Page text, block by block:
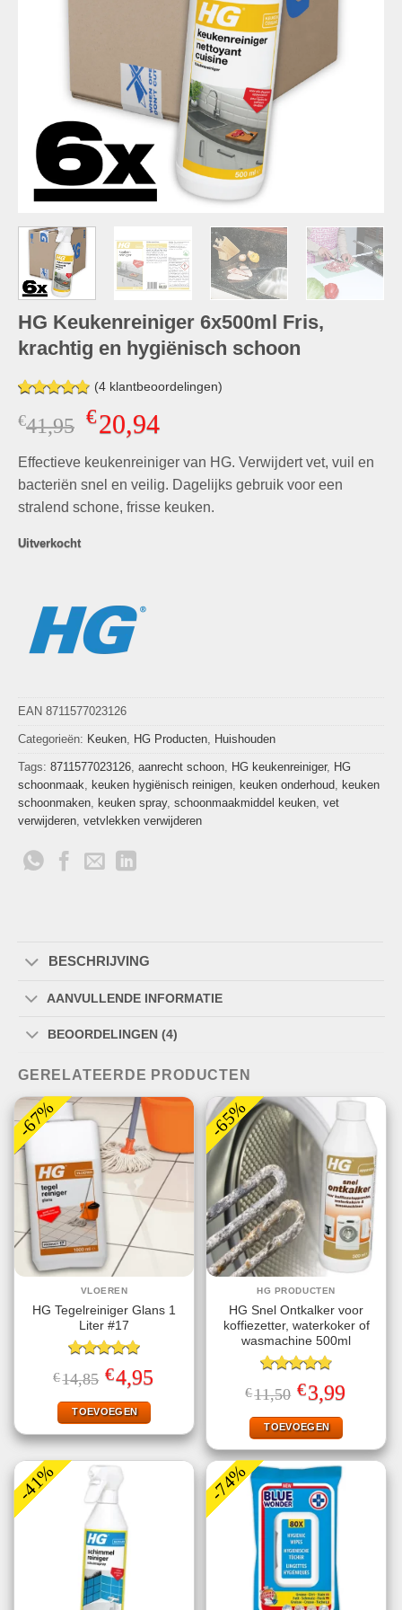
HG Keukenreiniger 6x500ml Fris,
krachtig en hygiënisch schoon
Gewaardeerd
4.75op 5
gebaseerd
waarderingen
(4klantbeoordelingen)
€41,95 Oorspronkelijke
was:
€41,95.
€20,94Huidige
is:
€20,94.
Effectieve keukenreiniger van HG. Verwijdert vet, vuil en
bacteriën snel en veilig. Dagelijks gebruik voor een
stralend schone, frisse keuken.
Uitverkocht
EAN 8711577023126
Categorieën: Keuken, HG Producten, Huishouden
Tags: 8711577023126, aanrecht schoon, HG keukenreiniger, HG
schoonmaak, keuken hygiënisch reinigen, keuken onderhoud, keuken
schoonmaken, keuken spray, schoonmaakmiddel keuken, vet
verwijderen, vetvlekken verwijderen
BESCHRIJVING
AANVULLENDE INFORMATIE
BEOORDELINGEN (4)
GERELATEERDE PRODUCTEN
-67%
VLOEREN
HG Tegelreiniger Glans 1
Liter #17
Gewaardeerd
5.00uit 5
€14,85 Oorspronkelijke
prijs
was:
€14,85.
€4,95prijs
TOEVOEGEN
-65%
HG PRODUCTEN
HG Snel Ontkalker voor
koffiezetter, waterkoker of
wasmachine 500ml
Gewaardeerd
4.80uit 5
€11,50 Oorspronkelijke
prijs
was:
€11,50.
€3,99Huidige
prijs
TOEVOEGEN
-41% -74%